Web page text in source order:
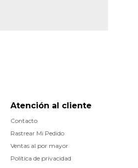
Atención al cliente
Contacto
Rastrear Mi Pedido
Ventas al por mayor
Política de privacidad